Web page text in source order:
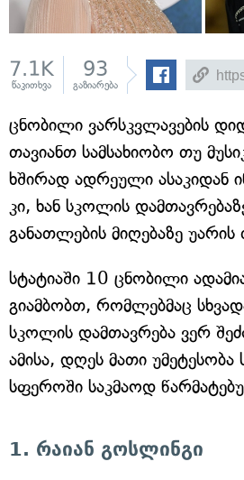
7.1K
წაკითხვა
93
გაზიარება
ცნობილი ვარსკვლავების
თავიანთ სამსახიობო თუ
ხშირად ადრეული ასაკიდან
კი, ხან სკოლის
განათლების მიღებაზე უარის
სტატიაში 10 ცნობილი
გიამბობთ, რომლებმაც
სკოლის დამთავრება ვერ
ამისა, დღეს მათი უმეტესობა
სფეროში საკმაოდ
1. რაიან გოსლინგი